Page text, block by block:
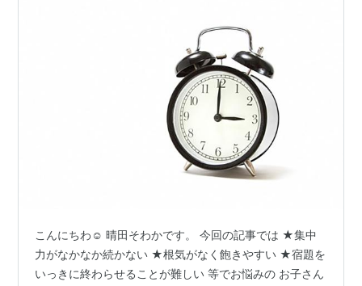
こんにちわ☺ 晴田そわかです。 今回の記事では ★集中
力がなかなか続かない ★根気がなく飽きやすい ★宿題を
いっきに終わらせることが難しい 等でお悩みの お子さん